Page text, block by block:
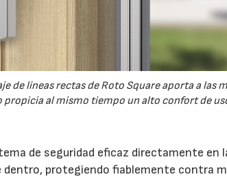
de líneas rectas de Roto Square aporta a las
propicia al mismo tiempo un alto confort de
de seguridad eficaz directamente en
protegiendo fiablemente contra